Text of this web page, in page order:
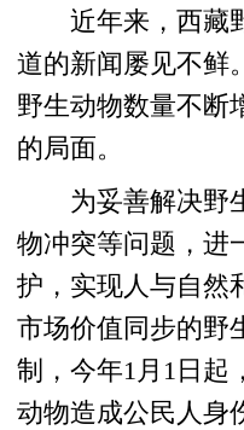
近年来，西藏野
道的新闻屡见不鲜
野生动物数量不断
的局面。
为妥善解决野生
物冲突等问题，进
护，实现人与自然
市场价值同步的野
制，今年1月1日起
动物造成公民人身